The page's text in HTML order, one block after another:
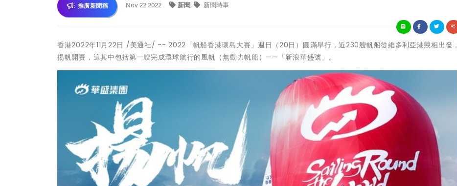
推廣新聞稿 Nov 22,2022 新聞 新聞時事
香港2022年11月22日 /美通社/ -- 2022「帆船香港環島大賽」週日（20日）圓滿舉行，近230艘帆船從維多利亞港競相出發，
揚帆開賽，這其中包括第一艘完成環球航行的風帆（無動力帆船）——「新浪華盛號」。